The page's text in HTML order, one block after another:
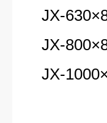
JX-
JX-
JX-